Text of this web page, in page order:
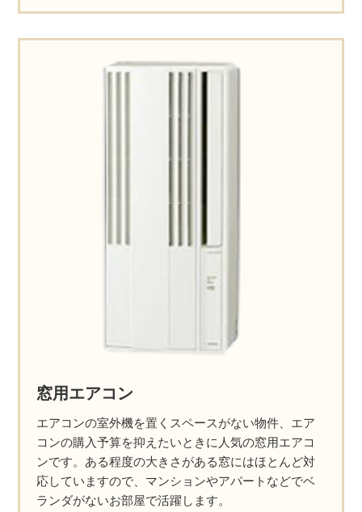
窓用エアコン
エアコンの室外機を置くスペースがない物件、エア
コンの購入予算を抑えたいときに人気の窓用エアコ
ンです。ある程度の大きさがある窓にはほとんど対
応していますので、マンションやアパートなどでベ
ランダがないお部屋で活躍します。